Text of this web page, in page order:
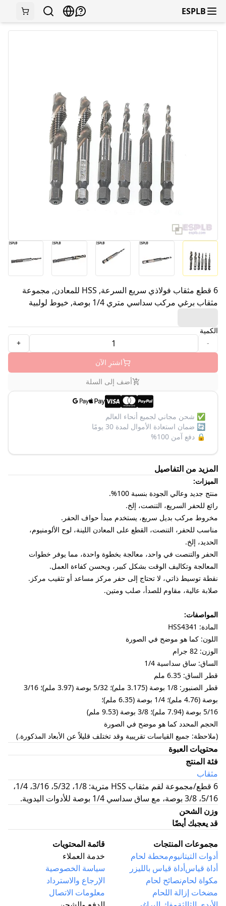
ESPLB
6 قطع مثقاب فولاذي سريع السرعة, HSS للمعادن, مجموعة
مثقاب برغي مركب سداسي متري 1/4 بوصة, خيوط لولبية
الكمية
-
+
اشترِ الآن
أضف إلى السلة
✅ شحن مجاني لجميع أنحاء العالم
🔄 ضمان استعادة الأموال لمدة 30 يومًا
🔒 دفع آمن 100%
المزيد من التفاصيل
الميزات:
منتج جديد وعالي الجودة بنسبة 100%.
رائع للحفر السريع، التنصت، إلخ.
مخروط مركب بديل سريع، يستخدم مبدأ حواف الحفر.
مناسب للحفر، التنصت، القطع على المعادن اللينة، لوح الألومنيوم،
الحديد، إلخ.
الحفر والتنصت في واحد، معالجة بخطوة واحدة، مما يوفر خطوات
المعالجة وتكاليف الوقت بشكل كبير، ويحسن كفاءة العمل.
نقطة توسيط ذاتي، لا تحتاج إلى حفر مركز مساعد أو تثقيب مركز.
صلابة عالية، مقاوم للصدأ، صلب ومتين.
المواصفات:
المادة: HSS4341
اللون: كما هو موضح في الصورة
الوزن: 82 جرام
الساق: ساق سداسية 1/4
قطر الساق: 6.35 ملم
قطر الصنبور: 1/8 بوصة (3.175 ملم)؛ 5/32 بوصة (3.97 ملم)؛ 3/16
بوصة (4.76 ملم)؛ 1/4 بوصة (6.35 ملم)؛
5/16 بوصة (7.94 ملم)؛ 3/8 بوصة (9.53 ملم)
الحجم المحدد كما هو موضح في الصورة
(ملاحظة: جميع القياسات تقريبية وقد تختلف قليلاً عن الأبعاد المذكورة.)
محتويات العبوة
فئة المنتج
مثقاب
6 قطع/مجموعة لقم مثقاب HSS مترية: 1/8، 5/32، 3/16، 1/4،
5/16، 3/8 بوصة، مع ساق سداسي 1/4 بوصة للأدوات اليدوية.
وزن الشحن
قد يعجبك أيضًا
مجموعات المنتجات
أدوات التيتانيوممحطة لحام
أداة قياسأداة قياس بالليزر
مكواة لحامنصائح لحام
مضخات إزالة اللحام
قائمة المحتويات
خدمة العملاء
سياسة الخصوصية
الإرجاع والاسترداد
معلومات الاتصال